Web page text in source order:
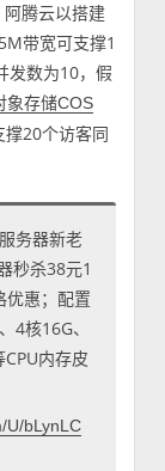
腾云以搭建
带宽可支撑1
发数为10，假
象存储COS
撑20个访客同
务器新老
秒杀38元1
优惠；配置
4核16G、
内存皮
U/bLynLC